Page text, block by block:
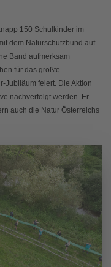
150 Schulkinder im
dem Naturschutzbund auf
Band aufmerksam
für das größte
Jubiläum feiert. Die Aktion
nachverfolgt werden. Er
auch die Natur Österreichs